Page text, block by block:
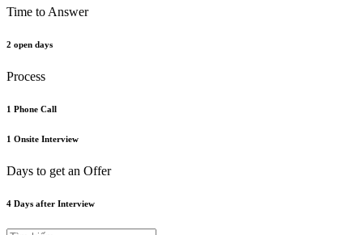
Time to Answer
2 open days
Process
1 Phone Call
1 Onsite Interview
Days to get an Offer
4 Days after Interview